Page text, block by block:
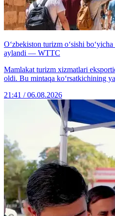
O‘zbekiston turizm o‘sishi
aylandi — WTTC
Mamlakat turizm xizmatlari
oldi. Bu mintaqa ko‘rsatkichining
21:41 / 06.08.2026